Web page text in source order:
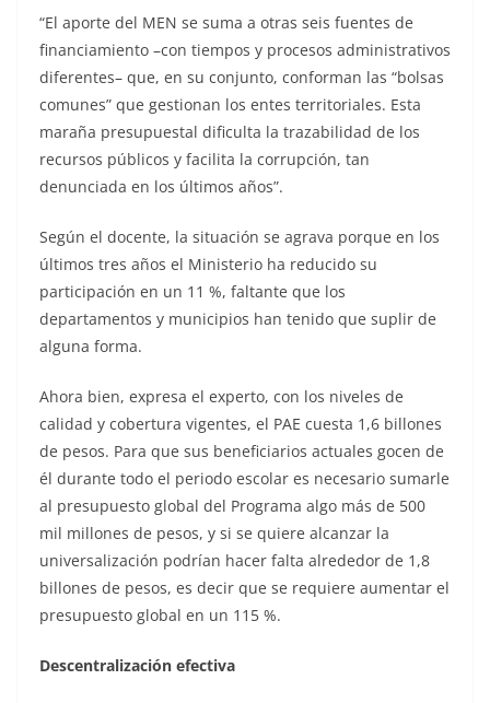
“El aporte del MEN se suma a otras seis fuentes de
financiamiento –con tiempos y procesos administrativos
diferentes– que, en su conjunto, conforman las “bolsas
comunes” que gestionan los entes territoriales. Esta
maraña presupuestal dificulta la trazabilidad de los
recursos públicos y facilita la corrupción, tan
denunciada en los últimos años”.
Según el docente, la situación se agrava porque en los
últimos tres años el Ministerio ha reducido su
participación en un 11 %, faltante que los
departamentos y municipios han tenido que suplir de
alguna forma.
Ahora bien, expresa el experto, con los niveles de
calidad y cobertura vigentes, el PAE cuesta 1,6 billones
de pesos. Para que sus beneficiarios actuales gocen de
él durante todo el periodo escolar es necesario sumarle
al presupuesto global del Programa algo más de 500
mil millones de pesos, y si se quiere alcanzar la
universalización podrían hacer falta alrededor de 1,8
billones de pesos, es decir que se requiere aumentar el
presupuesto global en un 115 %.
Descentralización efectiva